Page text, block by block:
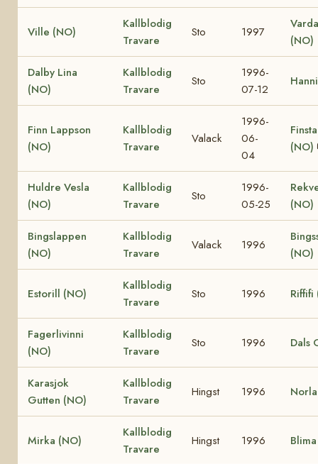
Ville (NO)
Kallblodig
Travare
Sto 1997
(NO)
Dalby Lina
(NO)
Kallblodig
Travare
Sto
1996-
07-12
Finn Lappson
(NO)
Kallblodig
Travare
Valack
1996-
06-
04
(NO)
Huldre Vesla
(NO)
Kallblodig
Travare
Sto
1996-
05-25
(NO)
Bingslappen
(NO)
Kallblodig
Travare
Valack 1996
(NO)
Estorill (NO)
Kallblodig
Travare
Sto 1996 Riffifi
Fagerlivinni
(NO)
Kallblodig
Travare
Sto 1996 Dals
Karasjok
Gutten (NO)
Kallblodig
Travare
Hingst 1996
Mirka (NO)
Kallblodig
Travare
Hingst 1996